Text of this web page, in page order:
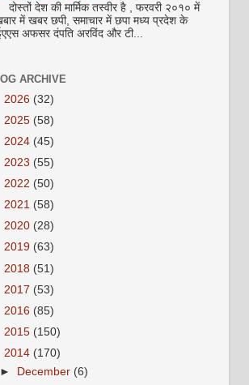
देश की मार्मिक तस्वीर है , फरवरी २०१० में
में खबर छपी, समाचार में छपा मध्य प्रदेश के
अफसर दंपति अरविंद और टी...
ARCHIVE
2026 (32)
2025 (58)
2024 (45)
2023 (55)
2022 (50)
2021 (58)
2020 (28)
2019 (63)
2018 (51)
2017 (53)
2016 (85)
2015 (150)
2014 (170)
►
December (6)